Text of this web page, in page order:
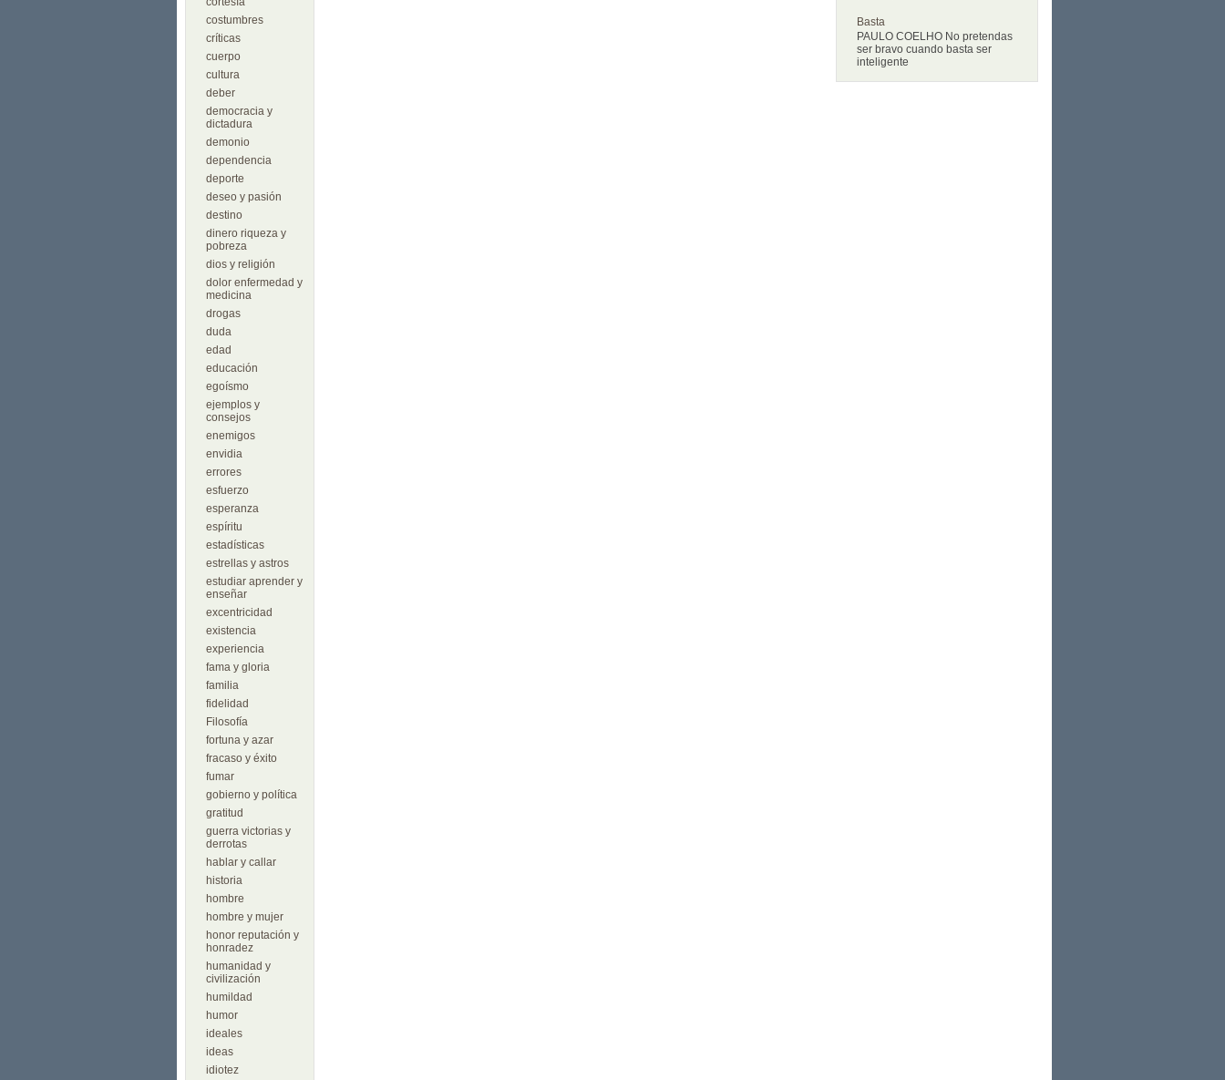
costumbres
críticas
cuerpo
cultura
deber
democracia y
dictadura
demonio
dependencia
deporte
deseo y pasión
destino
dinero riqueza y
pobreza
dios y religión
dolor enfermedad y
medicina
drogas
duda
edad
educación
egoísmo
ejemplos y
consejos
enemigos
envidia
errores
esfuerzo
esperanza
espíritu
estadísticas
estrellas y astros
estudiar aprender y
enseñar
excentricidad
existencia
experiencia
fama y gloria
familia
fidelidad
Filosofía
fortuna y azar
fracaso y éxito
fumar
gobierno y política
gratitud
guerra victorias y
derrotas
hablar y callar
historia
hombre
hombre y mujer
honor reputación y
honradez
humanidad y
civilización
humildad
humor
ideales
ideas
idiotez
Basta
PAULO COELHO No pretendas
ser bravo cuando basta ser
inteligente